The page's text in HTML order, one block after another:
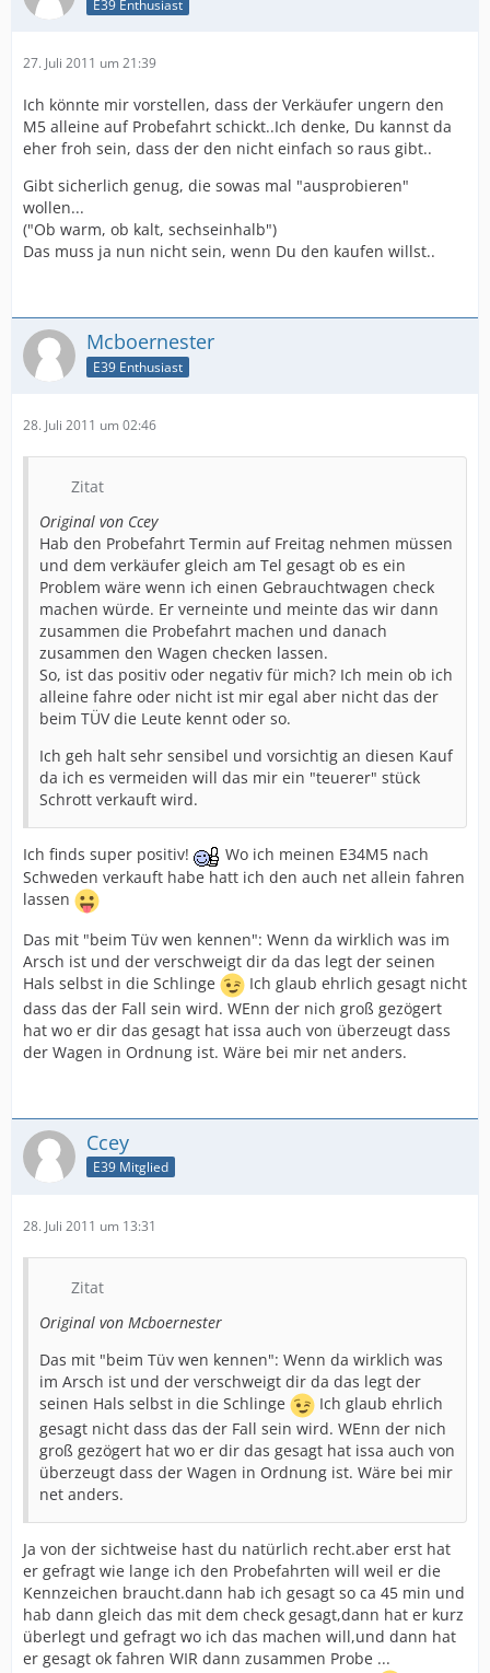
E39 Enthusiast
27. Juli 2011 um 21:39
Ich könnte mir vorstellen, dass der Verkäufer ungern den
M5 alleine auf Probefahrt schickt..Ich denke, Du kannst da
eher froh sein, dass der den nicht einfach so raus gibt..
Gibt sicherlich genug, die sowas mal "ausprobieren"
wollen...
("Ob warm, ob kalt, sechseinhalb")
Das muss ja nun nicht sein, wenn Du den kaufen willst..
Mcboernester
E39 Enthusiast
28. Juli 2011 um 02:46
Zitat
Original von Ccey
Hab den Probefahrt Termin auf Freitag nehmen müssen
und dem verkäufer gleich am Tel gesagt ob es ein
Problem wäre wenn ich einen Gebrauchtwagen check
machen würde. Er verneinte und meinte das wir dann
zusammen die Probefahrt machen und danach
zusammen den Wagen checken lassen.
So, ist das positiv oder negativ für mich? Ich mein ob ich
alleine fahre oder nicht ist mir egal aber nicht das der
beim TÜV die Leute kennt oder so.
Ich geh halt sehr sensibel und vorsichtig an diesen Kauf
da ich es vermeiden will das mir ein "teuerer" stück
Schrott verkauft wird.
Ich finds super positiv!
Wo ich meinen E34M5 nach
Schweden verkauft habe hatt ich den auch net allein fahren
lassen
Das mit "beim Tüv wen kennen": Wenn da wirklich was im
Arsch ist und der verschweigt dir da das legt der seinen
Hals selbst in die Schlinge
Ich glaub ehrlich gesagt nicht
dass das der Fall sein wird. WEnn der nich groß gezögert
hat wo er dir das gesagt hat issa auch von überzeugt dass
der Wagen in Ordnung ist. Wäre bei mir net anders.
Ccey
E39 Mitglied
28. Juli 2011 um 13:31
Zitat
Original von Mcboernester
Das mit "beim Tüv wen kennen": Wenn da wirklich was
im Arsch ist und der verschweigt dir da das legt der
seinen Hals selbst in die Schlinge
Ich glaub ehrlich
gesagt nicht dass das der Fall sein wird. WEnn der nich
groß gezögert hat wo er dir das gesagt hat issa auch von
überzeugt dass der Wagen in Ordnung ist. Wäre bei mir
net anders.
Ja von der sichtweise hast du natürlich recht.aber erst hat
er gefragt wie lange ich den Probefahrten will weil er die
Kennzeichen braucht.dann hab ich gesagt so ca 45 min und
hab dann gleich das mit dem check gesagt,dann hat er kurz
überlegt und gefragt wo ich das machen will,und dann hat
er gesagt ok fahren WIR dann zusammen Probe ...